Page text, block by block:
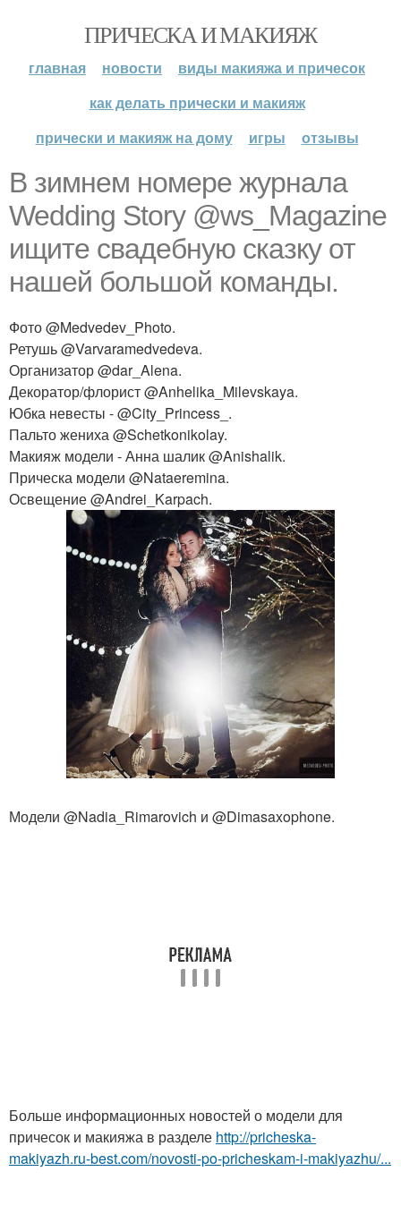
ПРИЧЕСКА И МАКИЯЖ
главная новости
виды макияжа и причесок
как делать прически и макияж
прически и макияж на дому
игры отзывы
В зимнем номере журнала
Wedding Story @ws_Magazine
ищите свадебную сказку от
нашей большой команды.
Фото @Medvedev_Photo.
Ретушь @Varvaramedvedeva.
Организатор @dar_Alena.
Декоратор/флорист @Anhelika_Milevskaya.
Юбка невесты - @City_Princess_.
Пальто жениха @Schetkonikolay.
Макияж модели - Анна шалик @Anishalik.
Прическа модели @Nataeremina.
Освещение @Andrei_Karpach.
Модели @Nadia_Rimarovich и @Dimasaxophone.
Больше информационных новостей о модели для
причесок и макияжа в разделе http://pricheska-
makiyazh.ru-best.com/novosti-po-pricheskam-i-makiyazhu/...